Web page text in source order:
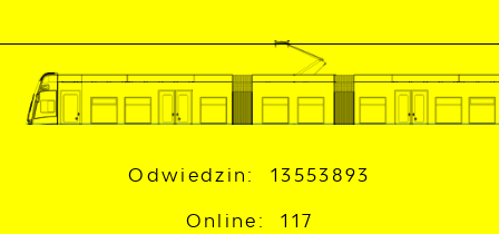
Odwiedzin: 13553893
Online: 117